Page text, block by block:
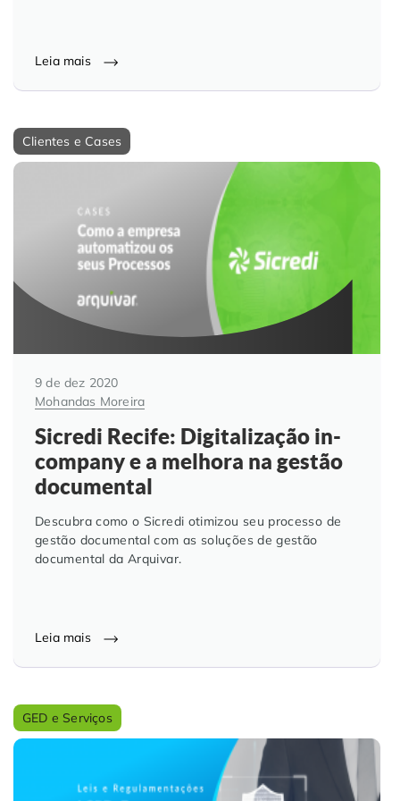
Leia mais
Clientes e Cases
9 de dez 2020
Mohandas Moreira
Sicredi Recife: Digitalização in-
company e a melhora na gestão
documental
Descubra como o Sicredi otimizou seu processo de
gestão documental com as soluções de gestão
documental da Arquivar.
Leia mais
GED e Serviços